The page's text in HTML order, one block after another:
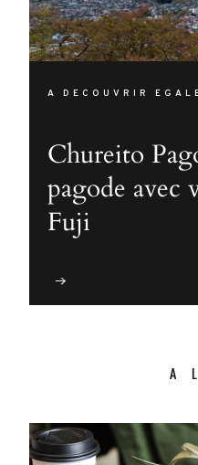
A DECOUVRIR
Chureito
pagode avec
Fuji
A